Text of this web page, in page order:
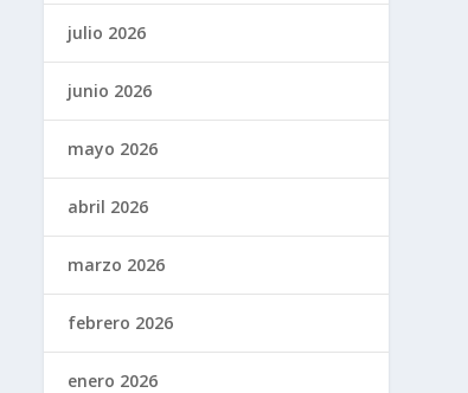
julio 2026
junio 2026
mayo 2026
abril 2026
marzo 2026
febrero 2026
enero 2026